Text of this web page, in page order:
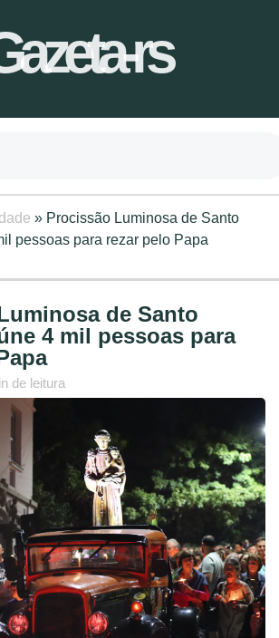
rs
» Procissão Luminosa de Santo
pessoas para rezar pelo Papa
de Santo
4 mil pessoas para
de leitura